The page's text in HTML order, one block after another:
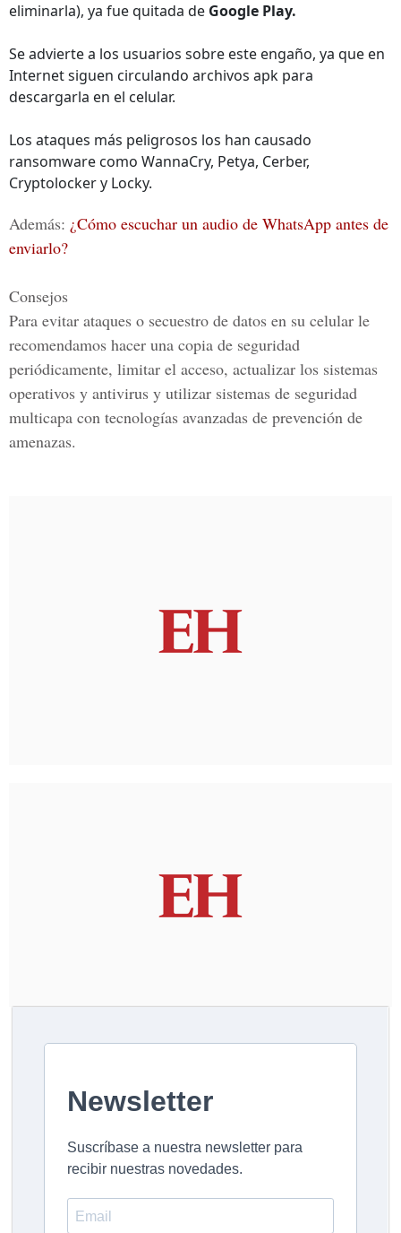
eliminarla), ya fue quitada de Google Play.
Se advierte a los usuarios sobre este engaño, ya que en
Internet siguen circulando archivos apk para
descargarla en el celular.
Los ataques más peligrosos los han causado
ransomware como WannaCry, Petya, Cerber,
Cryptolocker y Locky.
Además: ¿Cómo escuchar un audio de WhatsApp antes de
enviarlo?
Consejos
Para evitar ataques o secuestro de datos en su celular le
recomendamos hacer una copia de seguridad
periódicamente, limitar el acceso, actualizar los sistemas
operativos y antivirus y utilizar sistemas de seguridad
multicapa con tecnologías avanzadas de prevención de
amenazas.